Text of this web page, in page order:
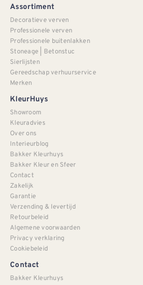
Assortiment
Decoratieve verven
Professionele verven
Professionele buitenlakken
Stoneage | Betonstuc
Sierlijsten
Gereedschap verhuurservice
Merken
KleurHuys
Showroom
Kleuradvies
Over ons
Interieurblog
Bakker Kleurhuys
Bakker Kleur en Sfeer
Contact
Zakelijk
Garantie
Verzending & levertijd
Retourbeleid
Algemene voorwaarden
Privacy verklaring
Cookiebeleid
Contact
Bakker Kleurhuys